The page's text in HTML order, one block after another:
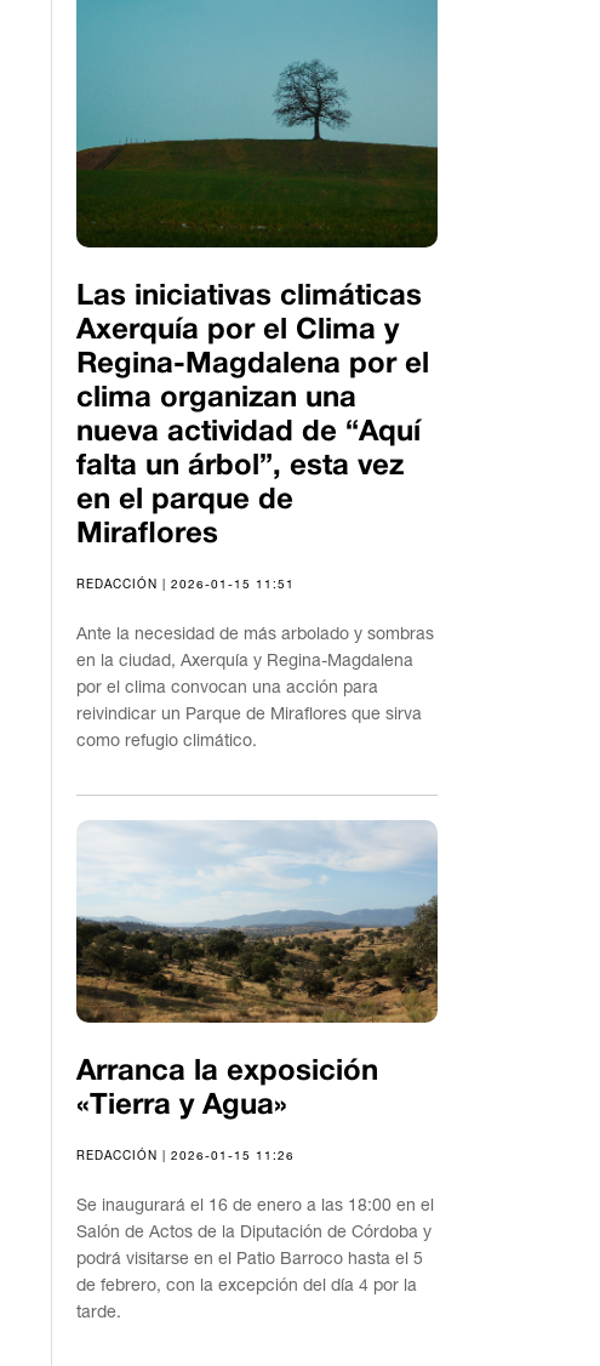
Las iniciativas climáticas
Axerquía por el Clima y
Regina-Magdalena por el
clima organizan una
nueva actividad de “Aquí
falta un árbol”, esta vez
en el parque de
Miraflores
REDACCIÓN | 2026-01-15 11:51
Ante la necesidad de más arbolado y sombras
en la ciudad, Axerquía y Regina-Magdalena
por el clima convocan una acción para
reivindicar un Parque de Miraflores que sirva
como refugio climático.
Arranca la exposición
«Tierra y Agua»
REDACCIÓN | 2026-01-15 11:26
Se inaugurará el 16 de enero a las 18:00 en el
Salón de Actos de la Diputación de Córdoba y
podrá visitarse en el Patio Barroco hasta el 5
de febrero, con la excepción del día 4 por la
tarde.